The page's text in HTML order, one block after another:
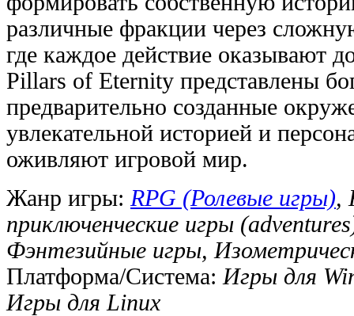
различные фракции через
где каждое действие оказывают
Pillars of Eternity представлены
предварительно созданные
увлекательной историей и
оживляют игровой мир.
Жанр игры: RPG (Ролевые игры),
приключенческие игры
Фэнтезийные игры,
Платформа/Система: Игры для
Игры для Linux